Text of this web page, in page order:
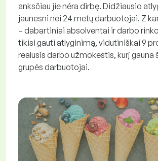
anksčiau jie nėra dirbę. Didžiausio
jaunesni nei 24 metų darbuotojai. Z
– dabartiniai absolventai ir darbo
tikisi gauti atlyginimą, vidutiniškai 9
realusis darbo užmokestis, kurį gauna
grupės darbuotojai.